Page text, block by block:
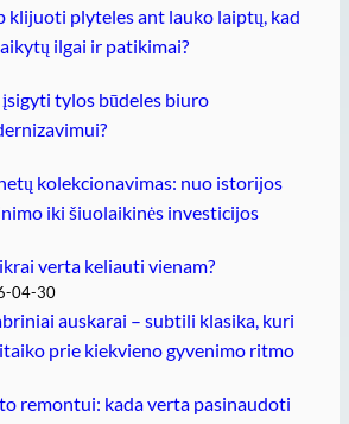
klijuoti plyteles ant lauko laiptų, kad
ilgai ir patikimai?
tylos būdeles biuro
kolekcionavimas: nuo istorijos
iki šiuolaikinės investicijos
verta keliauti vienam?
04-30
auskarai – subtili klasika, kuri
prie kiekvieno gyvenimo ritmo
remontui: kada verta pasinaudoti